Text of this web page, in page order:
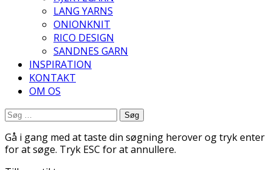
LANG YARNS
ONIONKNIT
RICO DESIGN
SANDNES GARN
INSPIRATION
KONTAKT
OM OS
Søg
Gå i gang med at taste din søgning herover og tryk enter
for at søge. Tryk ESC for at annullere.